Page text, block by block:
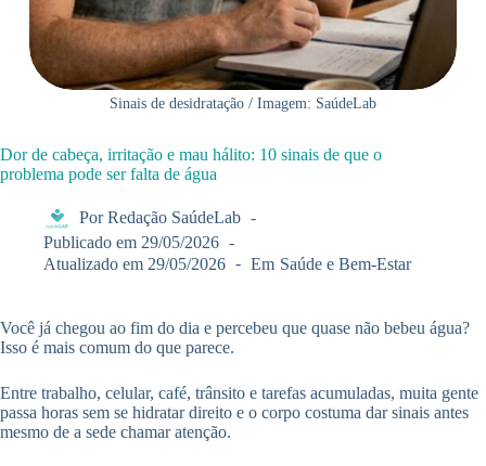
Sinais de desidratação / Imagem: SaúdeLab
Dor de cabeça, irritação e mau hálito: 10 sinais de que o
problema pode ser falta de água
Por Redação SaúdeLab
Publicado em 29/05/2026
Atualizado em 29/05/2026 Em Saúde e Bem-Estar
Você já chegou ao fim do dia e percebeu que quase não bebeu água?
Isso é mais comum do que parece.
Entre trabalho, celular, café, trânsito e tarefas acumuladas, muita gente
passa horas sem se hidratar direito e o corpo costuma dar sinais antes
mesmo de a sede chamar atenção.